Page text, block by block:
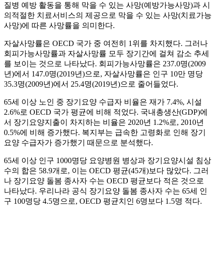
질병 예방 활동을 통해 막을 수 있는 사망(예방가능사망)과 시
의적절한 치료서비스의 제공으로 막을 수 있는 사망(치료가능
사망)에 따른 사망률을 의미한다.
자살사망률은 OECD 국가 중 여전히 1위를 차지했다. 그러나
회피가능사망률과 자살사망률 모두 장기간에 걸쳐 감소 추세
를 보이는 것으로 나타났다. 회피가능사망률은 237.0명(2009
년)에서 147.0명(2019년)으로, 자살사망률은 인구 10만 명당
35.3명(2009년)에서 25.4명(2019년)으로 줄어들었다.
65세 이상 노인 중 장기요양 수급자 비율은 재가 7.4%, 시설
2.6%로 OECD 국가 평균에 비해 적었다. 국내총생산(GDP)에
서 장기요양지출이 차지하는 비율은 2020년 1.2%로, 2010년
0.5%에 비해 증가했다. 복지부는 급속한 고령화로 인해 장기
요양 수급자가 증가했기 때문으로 분석했다.
65세 이상 인구 1000명당 요양병원 병상과 장기요양시설 침상
수의 합은 58.9개로, 이는 OECD 평균(45개)보다 많았다. 그러
나 장기요양 돌봄 종사자 수는 OECD 평균보다 적은 것으로
나타났다. 우리나라 공식 장기요양 돌봄 종사자 수는 65세 인
구 100명당 4.5명으로, OECD 평균치인 6명보다 1.5명 적다.